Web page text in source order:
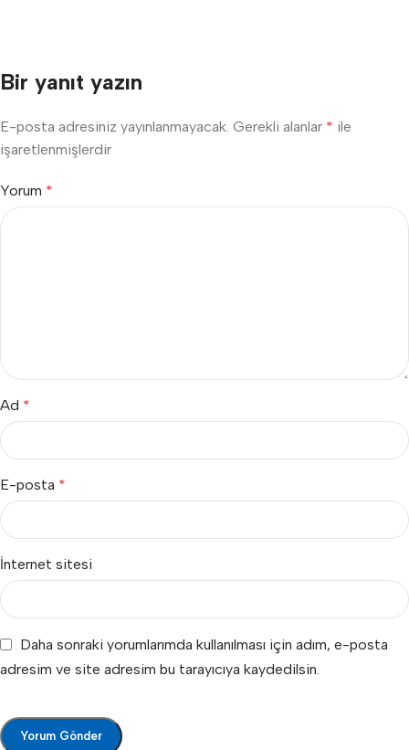
Bir yanıt yazın
E-posta adresiniz yayınlanmayacak. Gerekli alanlar * ile
işaretlenmişlerdir
Yorum *
Ad *
E-posta *
İnternet sitesi
Daha sonraki yorumlarımda kullanılması için adım, e-posta
adresim ve site adresim bu tarayıcıya kaydedilsin.